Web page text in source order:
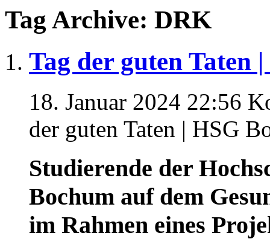
Tag Archive: DRK
Tag der guten Taten
18. Januar 2024 22:56
der guten Taten | HSG
Studierende der
Bochum auf dem
im Rahmen eines